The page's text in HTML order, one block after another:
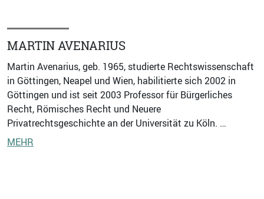
MARTIN AVENARIUS
Martin Avenarius, geb. 1965, studierte Rechtswissenschaft
in Göttingen, Neapel und Wien, habilitierte sich 2002 in
Göttingen und ist seit 2003 Professor für Bürgerliches
Recht, Römisches Recht und Neuere
Privatrechtsgeschichte an der Universität zu Köln. …
MEHR